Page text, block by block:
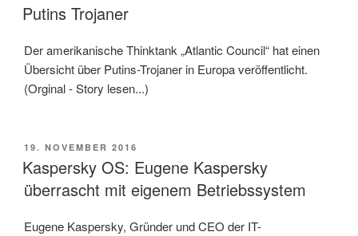
AM
Putins Trojaner
Der amerikanische Thinktank „Atlantic Council“ hat einen
Übersicht über Putins-Trojaner in Europa veröffentlicht.
(Orginal - Story lesen...)
VERÖFFENTLICHT
AM
19. NOVEMBER 2016
Kaspersky OS: Eugene Kaspersky
überrascht mit eigenem Betriebssystem
Eugene Kaspersky, Gründer und CEO der IT-